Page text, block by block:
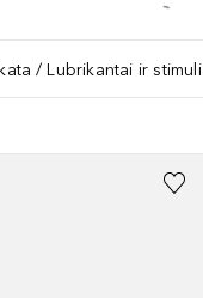
Lubrikantai ir